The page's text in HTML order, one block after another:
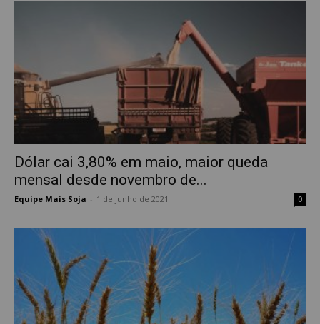
Dólar cai 3,80% em maio, maior queda
mensal desde novembro de...
Equipe Mais Soja 1 de junho de 2021 0